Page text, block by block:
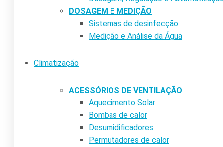
DOSAGEM E MEDIÇÃO
Sistemas de desinfecção
Medição e Análise da Água
Climatização
ACESSÓRIOS DE VENTILAÇÃO
Aquecimento Solar
Bombas de calor
Desumidificadores
Permutadores de calor